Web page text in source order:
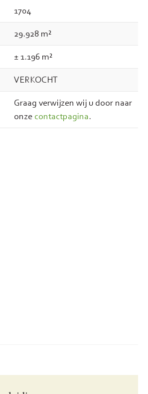
1704
29.928 m²
± 1.196 m²
VERKOCHT
Graag verwijzen wij u door naar
onze contactpagina.